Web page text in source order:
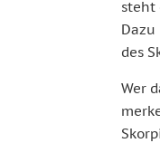
steht
Dazu
des
Wer